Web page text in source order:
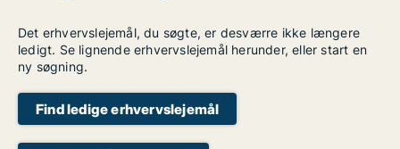
Det erhvervslejemål, du søgte, er desværre ikke længere
ledigt. Se lignende erhvervslejemål herunder, eller start en
ny søgning.
Find ledige erhvervslejemål